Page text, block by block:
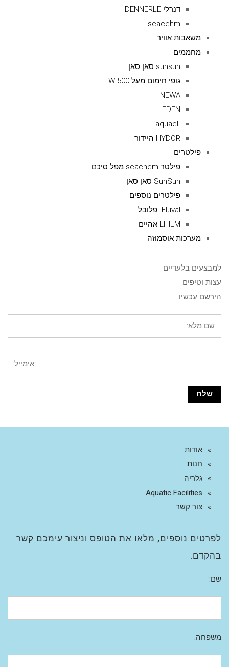
דנרלי DENNERLE
seacehm
משאבות אוויר
מחממים
sunsun סאן סאן
גופי חימום מעל 500 W
NEWA
EDEN
.aquael
HYDOR היידור
פילטרים
פילטר seachem מפל סיכם
SunSun סאן סאן
פילטרים נוספים
Fluval -פלובל
EHIEM אהיים
מערכות אוסמוזה
למבצעים בלעדיים
עצות וטיפים
הירשם עכשיו:
אודות
חנות
גלריה
Aquatic Facilities
צור קשר
לפרטים נוספים, מלאו את הטופס וניצור עימכם קשר
בהקדם.
שם:
משפחה: